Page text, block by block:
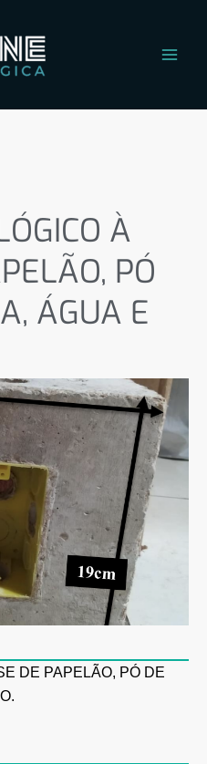
À
PÓ
ÁGUA E
DE PAPELÃO, PÓ DE